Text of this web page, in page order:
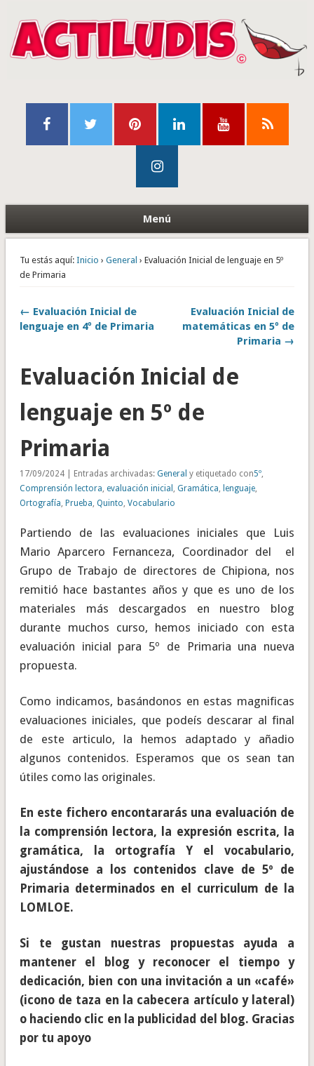
Menú
Tu estás aquí: Inicio › General › Evaluación Inicial de lenguaje en 5º
de Primaria
← Evaluación Inicial de
lenguaje en 4º de Primaria
Evaluación Inicial de
matemáticas en 5º de
Primaria →
Evaluación Inicial de
lenguaje en 5º de
Primaria
17/09/2024 | Entradas archivadas: General y etiquetado con5º,
Comprensión lectora, evaluación inicial , Gramática, lenguaje,
Ortografía, Prueba, Quinto, Vocabulario
Partiendo de las evaluaciones iniciales que Luis
Mario Aparcero Fernanceza, Coordinador del el
Grupo de Trabajo de directores de Chipiona, nos
remitió hace bastantes años y que es uno de los
materiales más descargados en nuestro blog
durante muchos curso, hemos iniciado con esta
evaluación inicial para 5º de Primaria una nueva
propuesta.
Como indicamos, basándonos en estas magnificas
evaluaciones iniciales, que podeís descarar al final
de este articulo, la hemos adaptado y añadio
algunos contenidos. Esperamos que os sean tan
útiles como las originales.
En este fichero encontararás una evaluación de
la comprensión lectora, la expresión escrita, la
gramática, la ortografía Y el vocabulario,
ajustándose a los contenidos clave de 5º de
Primaria determinados en el curriculum de la
LOMLOE.
Si te gustan nuestras propuestas ayuda a
mantener el blog y reconocer el tiempo y
dedicación, bien con una invitación a un «café»
(icono de taza en la cabecera artículo y lateral)
o haciendo clic en la publicidad del blog. Gracias
por tu apoyo